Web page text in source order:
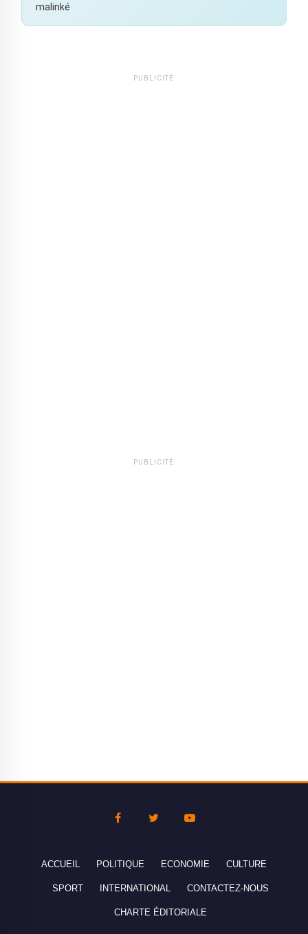
malinké
PUBLICITÉ
PUBLICITÉ
ACCUEIL POLITIQUE ECONOMIE CULTURE
SPORT INTERNATIONAL CONTACTEZ-NOUS
CHARTE ÉDITORIALE